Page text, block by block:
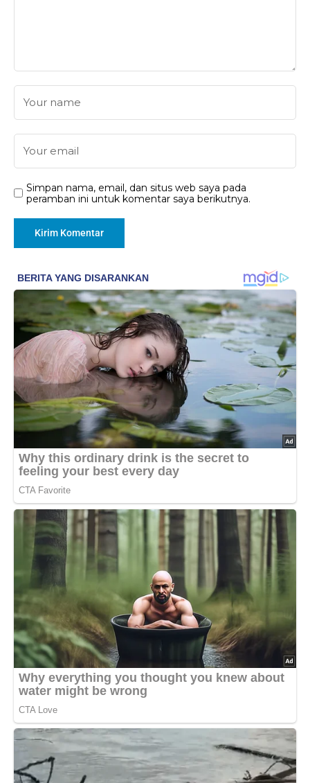
Simpan nama, email, dan situs web saya pada
peramban ini untuk komentar saya berikutnya.